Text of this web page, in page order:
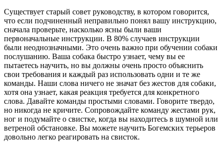
Существует старый совет руководству, в котором говорится,
что если подчиненный неправильно понял вашу инструкцию,
сначала проверьте, насколько ясны были ваши
первоначальные инструкции. В 80% случаев инструкции
были неоднозначными. Это очень важно при обучении собаки
послушанию. Ваша собака быстро узнает, чему вы ее
пытаетесь научить, но вы должны очень просто объяснить
свои требования и каждый раз использовать одни и те же
команды. Наши слова ничего не значат без жестов для собаки,
хотя она узнает, какая реакция требуется для конкретного
слова. Давайте команды простыми словами. Говорите твердо,
но никогда не кричите. Сопровождайте команду жестами рук,
ног и подумайте о свистке, когда вы находитесь в шумной или
ветреной обстановке. Вы можете научить Богемских терьеров
довольно легко реагировать на свисток.